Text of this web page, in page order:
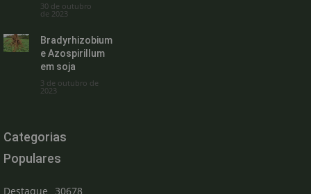
30 de outubro
de 2023
Bradyrhizobium
e Azospirillum
em soja
3 de outubro de
2023
Categorias
Populares
Destaque
30678